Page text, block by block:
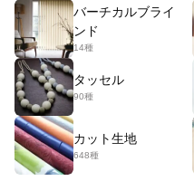
バーチカルブライ
ンド
14種
タッセル
90種
カット生地
648種